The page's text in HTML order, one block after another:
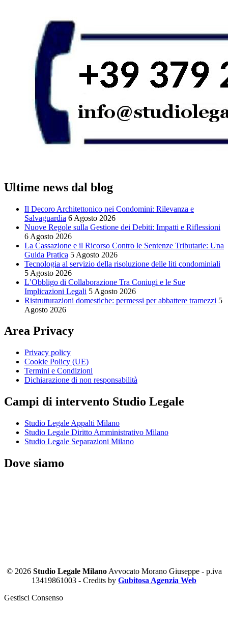
Ultime news dal blog
Il Decoro Architettonico nei Condomini: Rilevanza e
Salvaguardia 6 Agosto 2026
Nuove Regole sulla Gestione dei Debiti: Impatti e Riflessioni
6 Agosto 2026
La Cassazione e il Ricorso Contro le Sentenze Tributarie: Una
Guida Pratica 5 Agosto 2026
Tecnologia al servizio della risoluzione delle liti condominiali
5 Agosto 2026
L’Obbligo di Collaborazione Tra Coniugi e le Sue
Implicazioni Legali 5 Agosto 2026
Ristrutturazioni domestiche: permessi per abbattere tramezzi 5
Agosto 2026
Area Privacy
Privacy policy
Cookie Policy (UE)
Termini e Condizioni
Dichiarazione di non responsabilità
Campi di intervento Studio Legale
Studio Legale Appalti Milano
Studio Legale Diritto Amministrativo Milano
Studio Legale Separazioni Milano
Dove siamo
© 2026 Studio Legale MilanoAvvocato Morano Giuseppe - p.iva
13419861003 - Credits by Gubitosa Agenzia Web
Gestisci Consenso